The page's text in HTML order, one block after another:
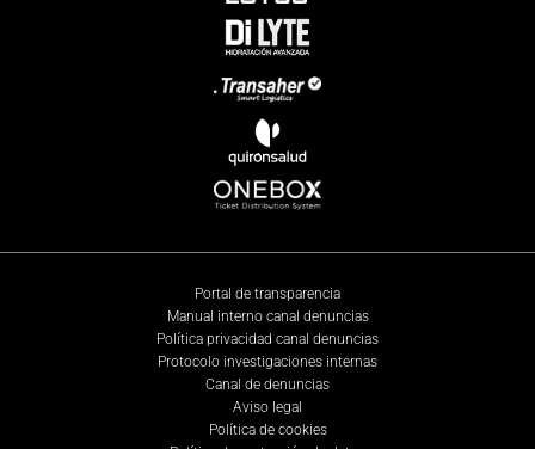
Portal de transparencia
Manual interno canal denuncias
Política privacidad canal denuncias
Protocolo investigaciones internas
Canal de denuncias
Aviso legal
Política de cookies